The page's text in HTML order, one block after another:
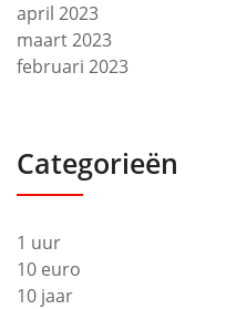
april 2023
maart 2023
februari 2023
Categorieën
1 uur
10 euro
10 jaar